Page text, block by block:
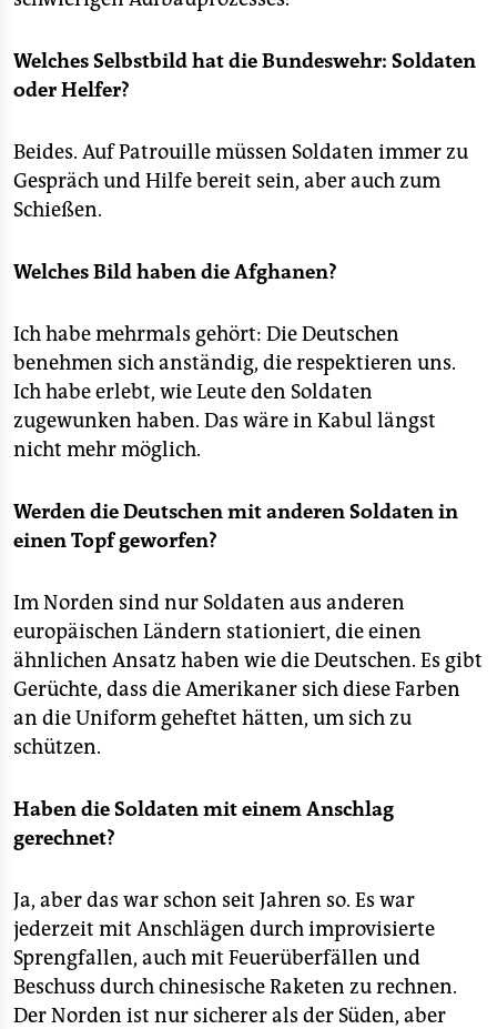
Welches Selbstbild hat die Bundeswehr: Soldaten
oder Helfer?
Beides. Auf Patrouille müssen Soldaten immer zu
Gespräch und Hilfe bereit sein, aber auch zum
Schießen.
Welches Bild haben die Afghanen?
Ich habe mehrmals gehört: Die Deutschen
benehmen sich anständig, die respektieren uns.
Ich habe erlebt, wie Leute den Soldaten
zugewunken haben. Das wäre in Kabul längst
nicht mehr möglich.
Werden die Deutschen mit anderen Soldaten in
einen Topf geworfen?
Im Norden sind nur Soldaten aus anderen
europäischen Ländern stationiert, die einen
ähnlichen Ansatz haben wie die Deutschen. Es gibt
Gerüchte, dass die Amerikaner sich diese Farben
an die Uniform geheftet hätten, um sich zu
schützen.
Haben die Soldaten mit einem Anschlag
gerechnet?
Ja, aber das war schon seit Jahren so. Es war
jederzeit mit Anschlägen durch improvisierte
Sprengfallen, auch mit Feuerüberfällen und
Beschuss durch chinesische Raketen zu rechnen.
Der Norden ist nur sicherer als der Süden, aber